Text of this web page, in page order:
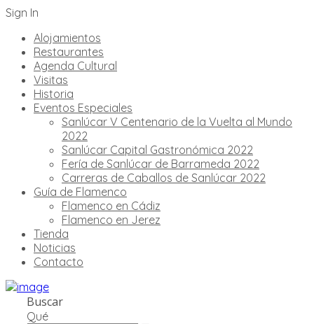
Sign In
Alojamientos
Restaurantes
Agenda Cultural
Visitas
Historia
Eventos Especiales
Sanlúcar V Centenario de la Vuelta al Mundo
2022
Sanlúcar Capital Gastronómica 2022
Fería de Sanlúcar de Barrameda 2022
Carreras de Caballos de Sanlúcar 2022
Guía de Flamenco
Flamenco en Cádiz
Flamenco en Jerez
Tienda
Noticias
Contacto
Buscar
Qué